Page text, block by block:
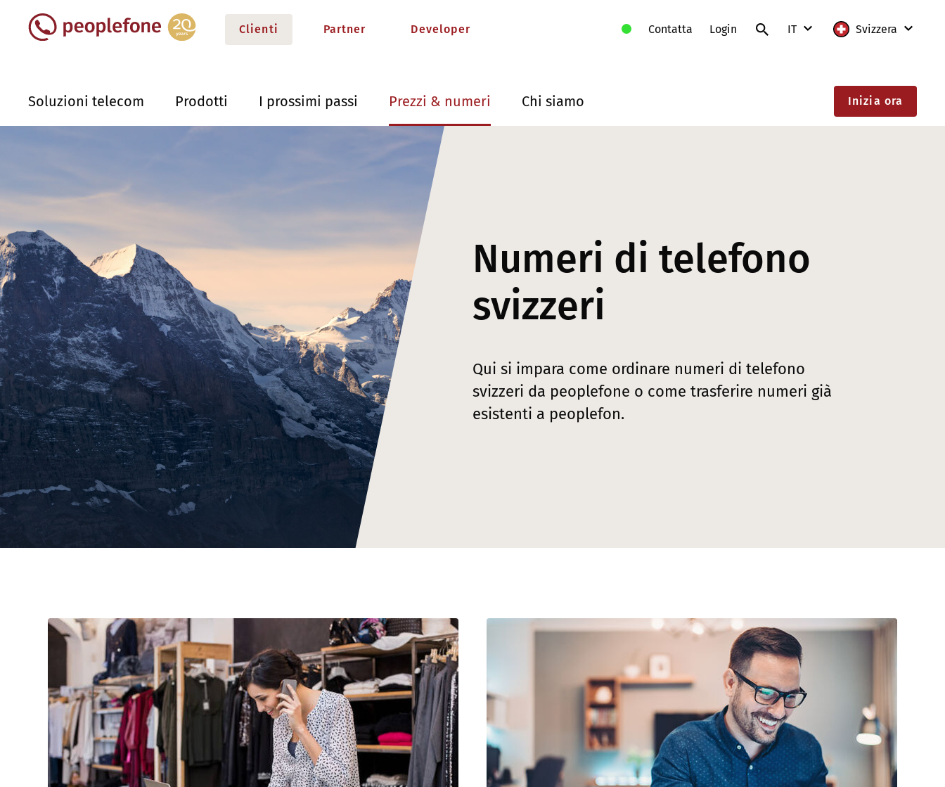
Clienti Partner Developer Contatta Login IT Svizzera
Austria
Soluzioni telecom Prodotti I prossimi passi Prezzi & numeri Chi siamo Inizia ora
Numeri di telefono
svizzeri
Qui si impara come ordinare numeri di telefono
svizzeri da peoplefone o come trasferire numeri già
esistenti a peoplefon.